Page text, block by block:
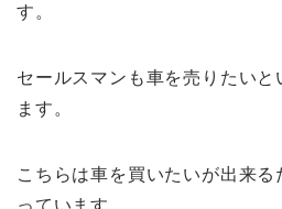
す。
セールスマンも車を売りたいと
ます。
こちらは車を買いたいが出来
っています。